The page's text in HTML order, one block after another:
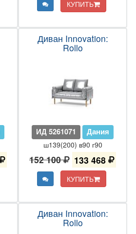
КУПИТЬ
Диван Innovation:
Rollo
ИД 5261071 Дания
ш139(200) в90 г90
152 100 133 468
КУПИТЬ
Диван Innovation:
Rollo